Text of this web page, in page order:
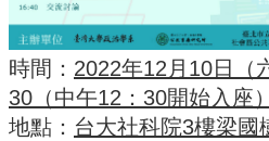
務
論
文
口
時間： 2022年12月10日（
30（中午12：30開始入座）
地點： 台大社科院3樓梁國